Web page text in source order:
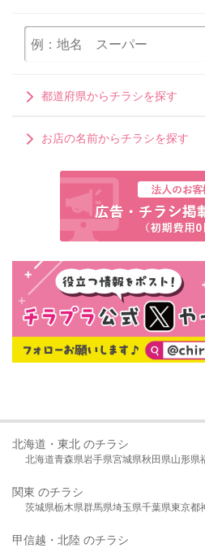
都道府県からチラシを探す
お店の名前からチラシを探す
北海道・東北 のチラシ
北海道青森県岩手県宮城県秋田県山形県
関東 のチラシ
茨城県栃木県群馬県埼玉県千葉県東京都
甲信越・北陸 のチラシ